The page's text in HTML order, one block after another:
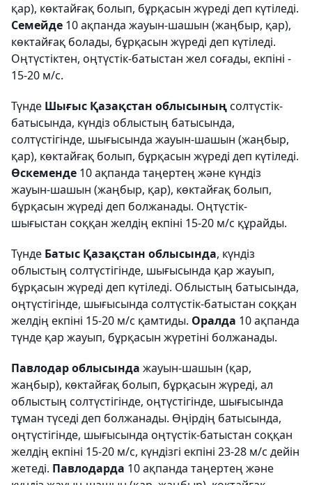
қар), көктайғақ болып, бұрқасын жүреді деп күтіледі.
Семейде 10 ақпанда жауын-шашын (жаңбыр, қар),
көктайғақ болады, бұрқасын жүреді деп күтіледі.
Оңтүстіктен, оңтүстік-батыстан жел соғады, екпіні -
15-20 м/с.
Түнде Шығыс Қазақстан облысыныңсолтүстік-
батысында, күндіз облыстың батысында,
солтүстігінде, шығысында жауын-шашын (жаңбыр,
қар), көктайғақ болып, бұрқасын жүреді деп күтіледі.
Өскеменде 10 ақпанда таңертең және күндіз
жауын-шашын (жаңбыр, қар), көктайғақ болып,
бұрқасын жүреді деп болжанады. Оңтүстік-
шығыстан соққан желдің екпіні 15-20 м/с құрайды.
Түнде Батыс Қазақстан облысында, күндіз
облыстың солтүстігінде, шығысында қар жауып,
бұрқасын жүреді деп күтіледі. Облыстың батысында,
оңтүстігінде, шығысында солтүстік-батыстан соққан
желдің екпіні 15-20 м/с қамтиды. Оралда 10 ақпанда
түнде қар жауып, бұрқасын жүретіні болжанады.
Павлодар облысында жауын-шашын (қар,
жаңбыр), көктайғақ болып, бұрқасын жүреді, ал
облыстың солтүстігінде, оңтүстігінде, шығысында
тұман түседі деп болжанады. Өңірдің батысында,
оңтүстігінде, шығысында оңтүстік-батыстан соққан
желдің екпіні 15-20 м/с, күндізгі екпіні 23-28 м/с дейін
жетеді. Павлодарда 10 ақпанда таңертең және